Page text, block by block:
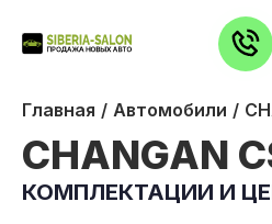
Главная Автомобили
CHANGAN
КОМПЛЕКТАЦИИ И